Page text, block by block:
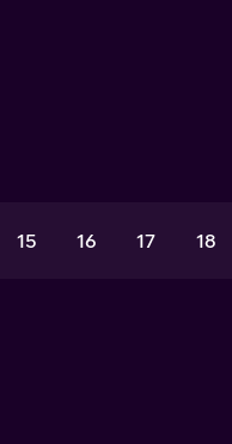
15 16 17 18